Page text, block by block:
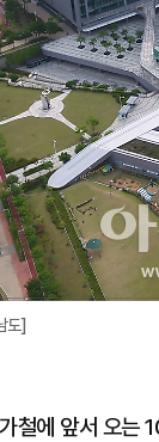
도]
철에 앞서 오는